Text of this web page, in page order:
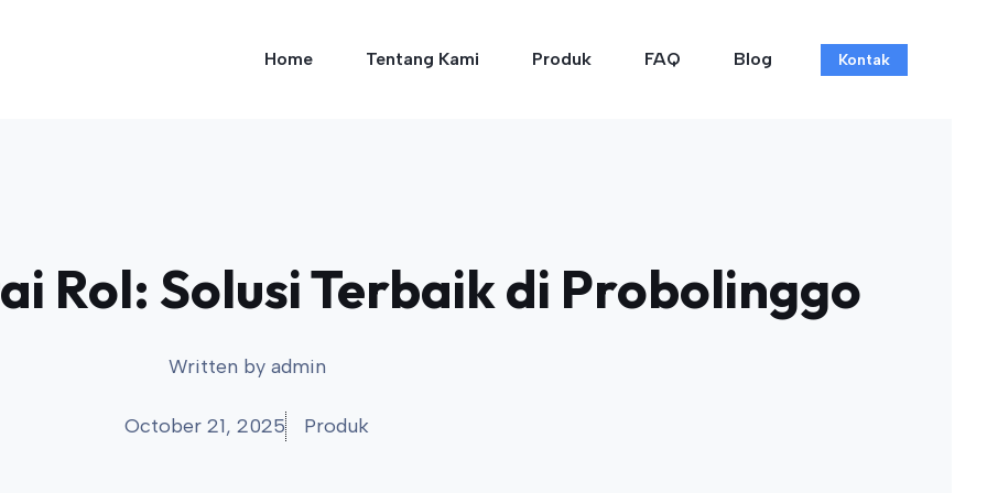
Home Tentang Kami Produk FAQ Blog Kontak
Rol: Solusi Terbaik di Probolinggo
Written by admin
October 21, 2025 Produk